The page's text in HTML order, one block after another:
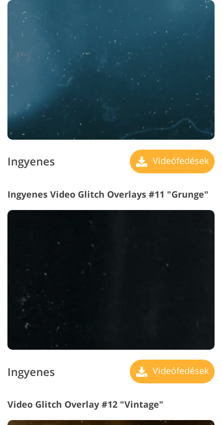
Ingyenes Videófedések
Ingyenes Video Glitch Overlays #11 "Grunge"
Ingyenes Videófedések
Video Glitch Overlay #12 "Vintage"